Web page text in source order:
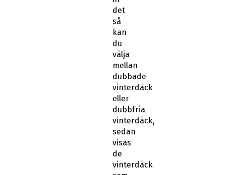
det
så
kan
du
välja
mellan
dubbade
vinterdäck
eller
dubbfria
vinterdäck,
sedan
visas
de
vinterdäck